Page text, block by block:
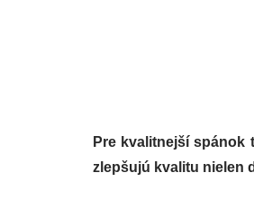
Pre kvalitnejší spánok
zlepšujú kvalitu nielen